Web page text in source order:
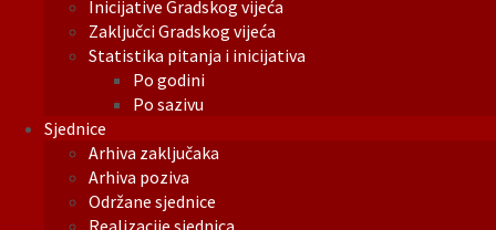
Inicijative Gradskog vijeća
Zaključci Gradskog vijeća
Statistika pitanja i inicijativa
Po godini
Po sazivu
Sjednice
Arhiva zaključaka
Arhiva poziva
Održane sjednice